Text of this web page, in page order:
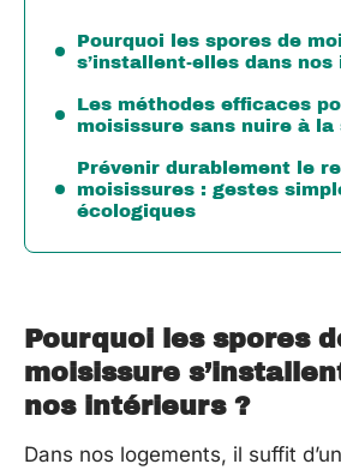
Pourquoi les spores de
s’installent-elles dans
Les méthodes efficaces
moisissure sans nuire à la
Prévenir durablement le
moisissures : gestes
écologiques
Pourquoi les spores
moisissure
nos intérieurs ?
Dans nos logements, il suffit